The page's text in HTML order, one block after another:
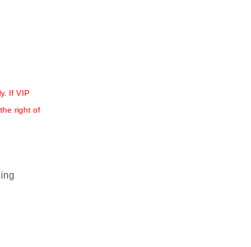
If VIP
right of